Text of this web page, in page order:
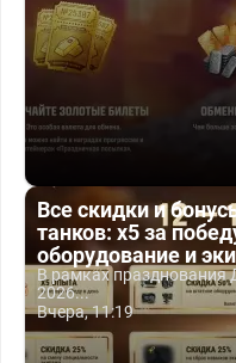
Все скидки и
танков: x5 за
оборудование и
В рамках
2026...
Вчера, 11:19